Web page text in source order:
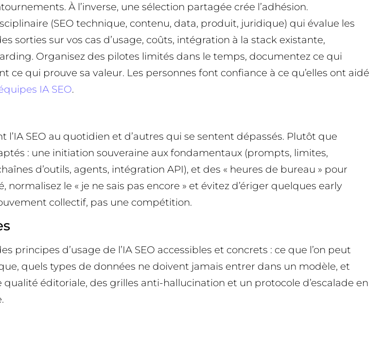
À l’inverse, une sélection partagée crée l’adhésion.
(SEO technique, contenu, data, produit, juridique) qui évalue les
sorties sur vos cas d’usage, coûts, intégration à la stack existante,
Organisez des pilotes limités dans le temps, documentez ce qui
qui prouve sa valeur. Les personnes font confiance à ce qu’elles ont aidé
IA SEO.
SEO au quotidien et d’autres qui se sentent dépassés. Plutôt que
: une initiation souveraine aux fondamentaux (prompts, limites,
d’outils, agents, intégration API), et des « heures de bureau » pour
le « je ne sais pas encore » et évitez d’ériger quelques early
collectif, pas une compétition.
principes d’usage de l’IA SEO accessibles et concrets : ce que l’on peut
quels types de données ne doivent jamais entrer dans un modèle, et
éditoriale, des grilles anti-hallucination et un protocole d’escalade en